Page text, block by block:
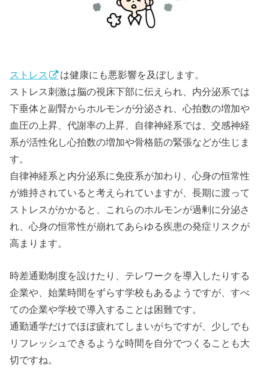
ストレス
は健康にも悪影響を及ぼします。
ストレス刺激は脳の視床下部に伝えられ、内分泌系では
下垂体と副腎からホルモンが分泌され、心拍数の増加や
血圧の上昇、代謝率の上昇、自律神経系では、交感神経
系が活性化し心拍数の増加や骨格筋の緊張などが生じま
す。
自律神経系と内分泌系に免疫系が加わり、心身の恒常性
が維持されていると考えられていますが、長期に渡って
ストレスがかかると、これらのホルモンが過剰に分泌さ
れ、心身の恒常性が崩れてあらゆる疾患の発症リスクが
高まります。
時差通勤制度を設けたり、テレワークを導入したりする
企業や、始業時間をずらす学校もあるようですが、すべ
ての企業や学校で導入することは困難です。
通勤通学だけでほぼ疲れてしまいがちですが、少しでも
リフレッシュできるような時間を自分でつくることも大
切ですね。